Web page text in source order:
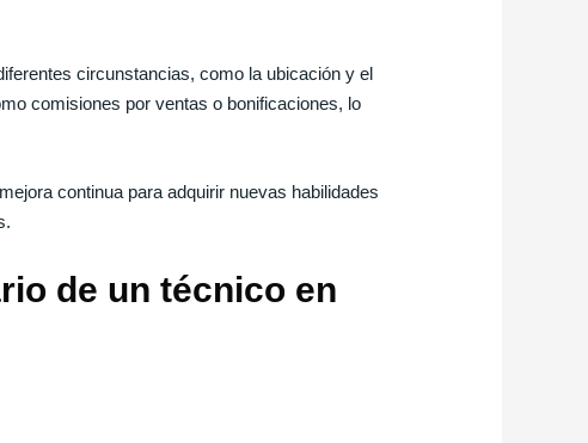
circunstancias, como la ubicación y el
comisiones por ventas o bonificaciones, lo
continua para adquirir nuevas habilidades
de un técnico en